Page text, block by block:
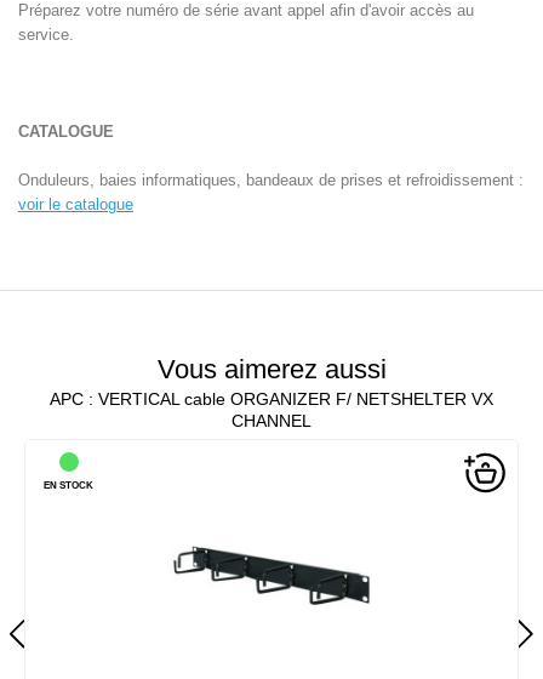
Préparez votre numéro de série avant appel afin d'avoir accès au
service.
CATALOGUE
Onduleurs, baies informatiques, bandeaux de prises et refroidissement :
voir le catalogue
Vous aimerez aussi
APC : VERTICAL cable ORGANIZER F/ NETSHELTER VX
CHANNEL
EN STOCK